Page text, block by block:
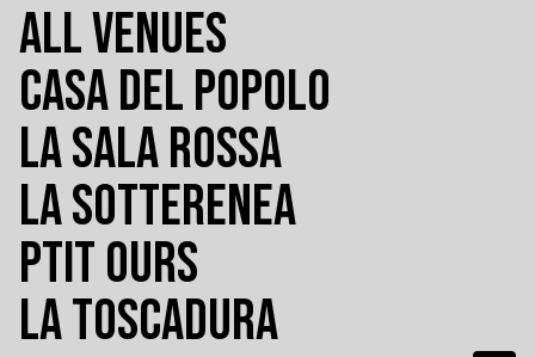
ALL VENUES
CASA DEL POPOLO
LA SALA ROSSA
LA SOTTERENEA
PTIT OURS
LA TOSCADURA